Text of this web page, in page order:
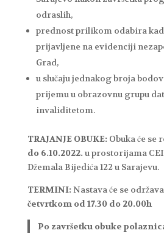
odraslih,
prednost prilikom odabira
prijavljene na evidenciji
Grad,
u slučaju jednakog broja
prijemu u obrazovnu grupu dat
invaliditetom.
TRAJANJE OBUKE: Obuka će
do 6.10.2022. u prostorijama CEI
Džemala Bijedića 122 u Sarajevu.
TERMINI: Nastava će se
četvrtkom od 17.30 do 20.00h
Po završetku obuke